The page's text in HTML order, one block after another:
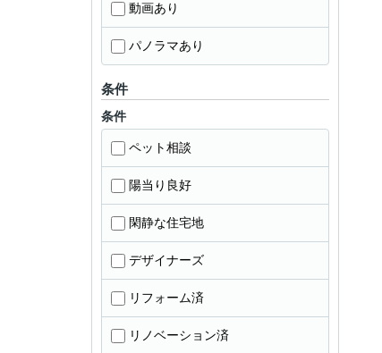
動画あり
パノラマあり
条件
条件
ペット相談
陽当り良好
閑静な住宅地
デザイナーズ
リフォーム済
リノベーション済